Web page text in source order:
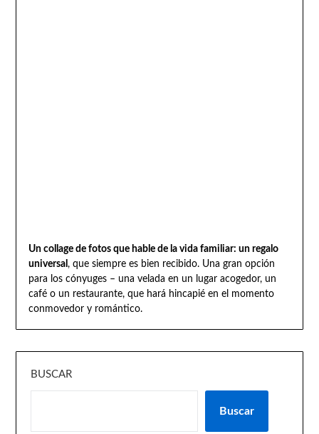
Un collage de fotos que hable de la vida familiar: un regalo
universal , que siempre es bien recibido. Una gran opción
para los cónyuges – una velada en un lugar acogedor, un
café o un restaurante, que hará hincapié en el momento
conmovedor y romántico.
BUSCAR
Buscar